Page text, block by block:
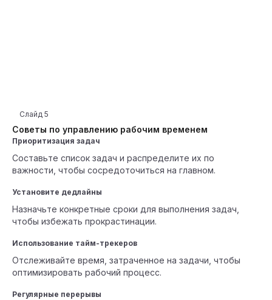
Советы по управлению рабочим временем
Слайд 5
Приоритизация задач
Составьте список задач и распределите их по
важности, чтобы сосредоточиться на главном.
Установите дедлайны
Назначьте конкретные сроки для выполнения задач,
чтобы избежать прокрастинации.
Использование тайм-трекеров
Отслеживайте время, затраченное на задачи, чтобы
оптимизировать рабочий процесс.
Регулярные перерывы